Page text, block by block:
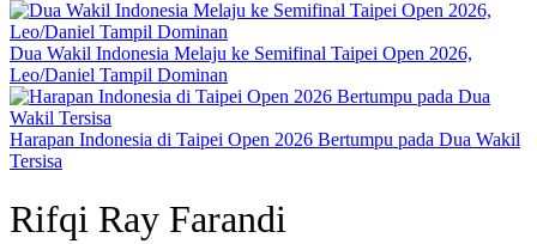
Dua Wakil Indonesia Melaju ke Semifinal Taipei Open 2026,
Leo/Daniel Tampil Dominan
Harapan Indonesia di Taipei Open 2026 Bertumpu pada Dua Wakil
Tersisa
Rifqi Ray Farandi